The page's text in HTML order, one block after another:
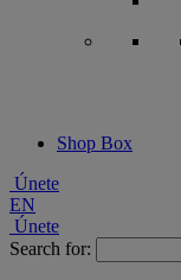
Shop Box
Únete
EN
Únete
Search for: